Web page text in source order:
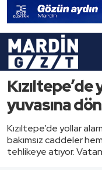
yuvasına
Kızıltepe’de yollar
bakımsız caddeler
tehlikeye atıyor.